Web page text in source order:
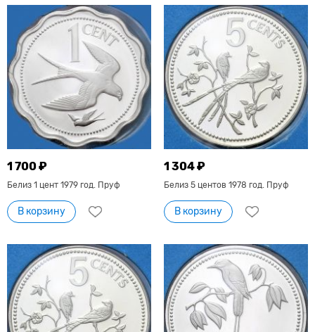
1 700 ₽
Белиз 1 цент 1979 год. Пруф
В корзину
1 304 ₽
Белиз 5 центов 1978 год. Пруф
В корзину